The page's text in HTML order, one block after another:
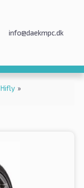
info@daekmpc.dk
Hifly »